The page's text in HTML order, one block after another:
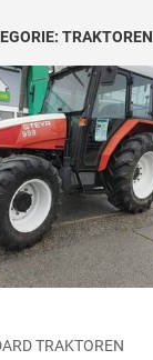
TRAKTOREN
TRAKTOREN